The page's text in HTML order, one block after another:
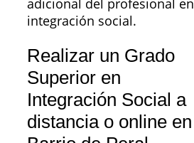
adicional del profesional en
integración social.
Realizar un Grado
Superior en
Integración Social a
distancia o online en